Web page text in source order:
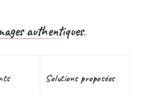
authentiques.
Solutions proposées